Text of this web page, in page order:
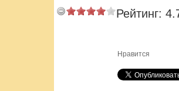
Рейтинг:
Нравится